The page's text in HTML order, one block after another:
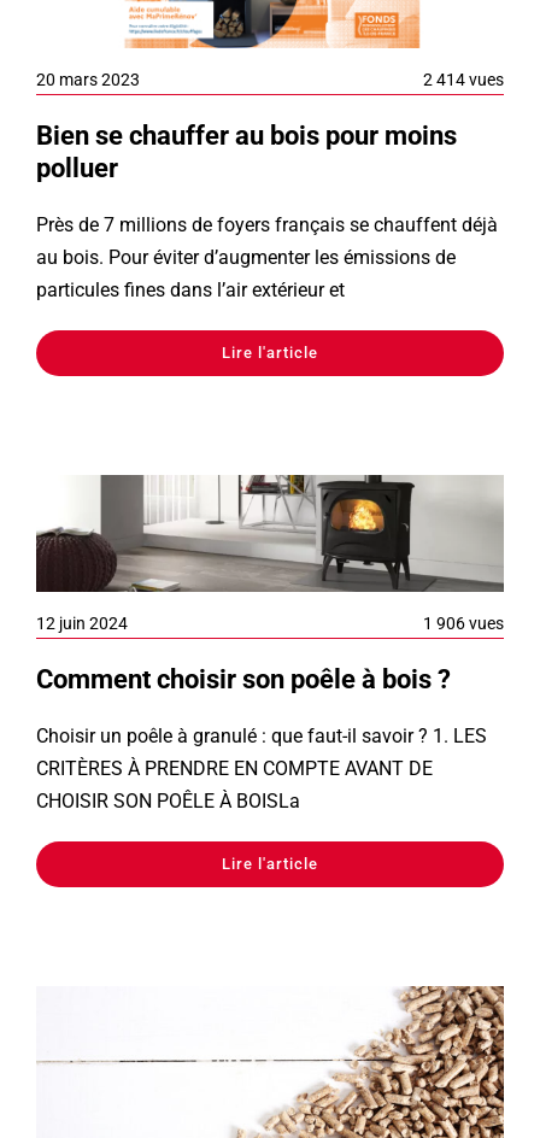
20 mars 2023 2 414 vues
Bien se chauffer au bois pour moins
polluer
Près de 7 millions de foyers français se chauffent déjà
au bois. Pour éviter d’augmenter les émissions de
particules fines dans l’air extérieur et
Lire l'article
12 juin 2024 1 906 vues
Comment choisir son poêle à bois ?
Choisir un poêle à granulé : que faut-il savoir ? 1. LES
CRITÈRES À PRENDRE EN COMPTE AVANT DE
CHOISIR SON POÊLE À BOISLa
Lire l'article